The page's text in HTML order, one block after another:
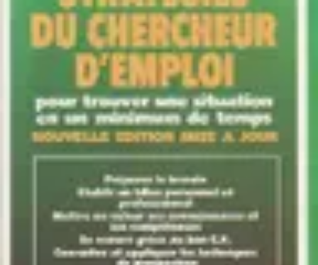
Marketing Mail
Stratégies de base
Stratégies avancéesTechnologies et
Optimisation des performances Tendances et actualités
Marketing Mail